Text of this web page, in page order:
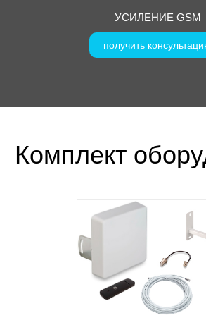
УСИЛЕНИЕ GSM
получить
Комплект